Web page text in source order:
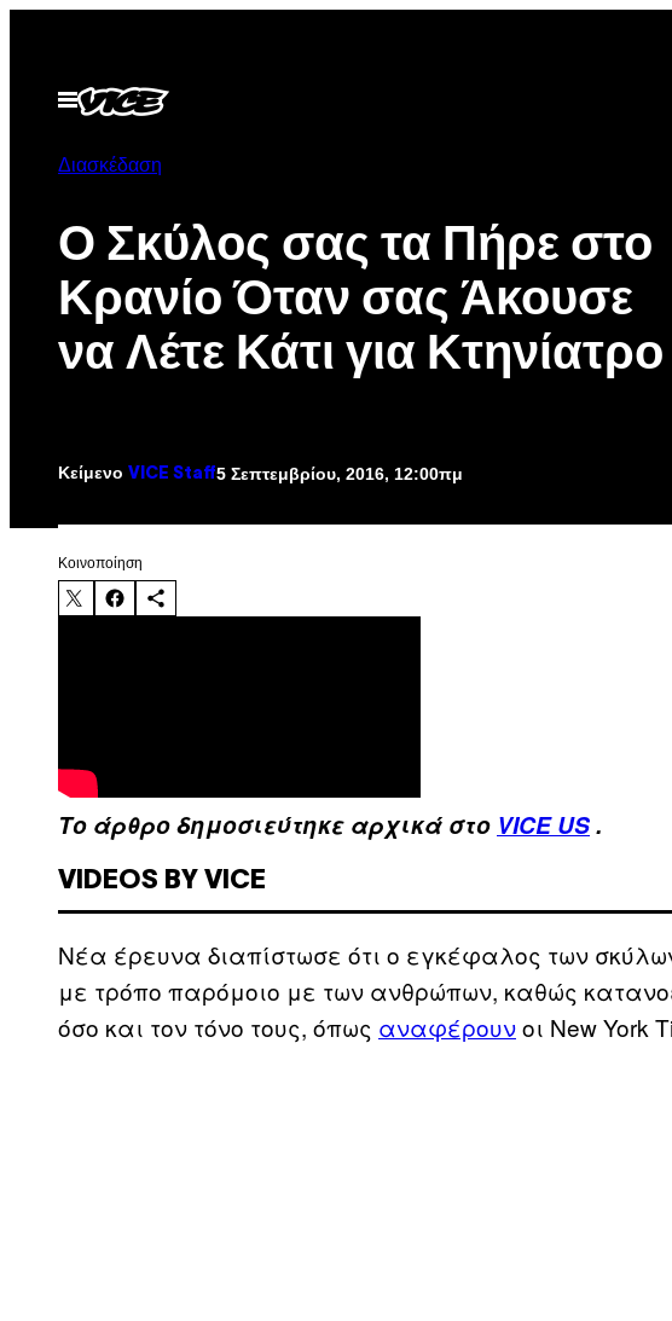
περιεχόμενο
Ανοίξτε
το
Διασκέδαση
Ο Σκύλος σας τα Πήρε στο
Κρανίο Όταν σας Άκουσε
να Λέτε Κάτι για Κτηνίατρο
Κείμενο VICE Staff5 Σεπτεμβρίου, 2016, 12:00πμ
Kοινοποίηση
Το άρθρο δημοσιεύτηκε αρχικά στο VICE US.
VIDEOS BY VICE
Νέα έρευνα διαπίστωσε ότι ο εγκέφαλος των
με τρόπο παρόμοιο με των ανθρώπων, καθώς
όσο και τον τόνο τους, όπως αναφέρουνοι New York